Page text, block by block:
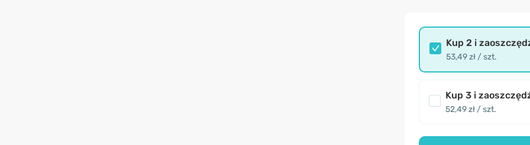
Kup 2 i
53,49 zł / szt.
Kup 3 i
52,49 zł / szt.